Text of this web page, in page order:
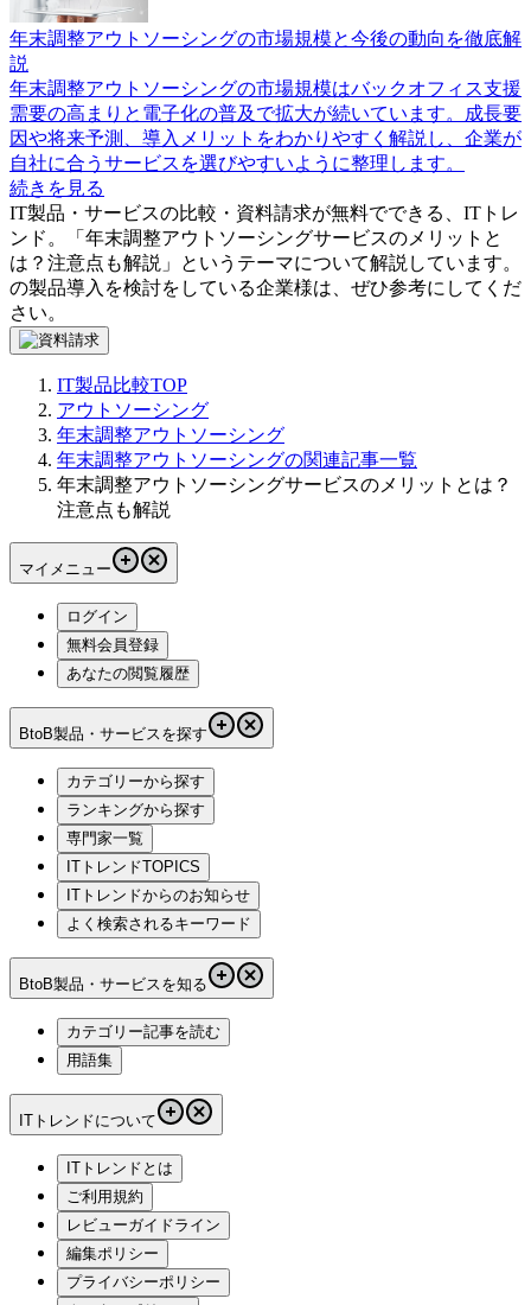
年末調整アウトソーシングの市場規模と今後の動向を徹底解
説
年末調整アウトソーシングの市場規模はバックオフィス支援
需要の高まりと電子化の普及で拡大が続いています。成長要
因や将来予測、導入メリットをわかりやすく解説し、企業が
自社に合うサービスを選びやすいように整理します。
続きを見る
IT製品・サービスの比較・資料請求が無料でできる、ITトレ
ンド。「 年末調整アウトソーシングサービスのメリットと
は？注意点も解説 」というテーマについて解説しています。
の製品導入を検討をしている企業様は、ぜひ参考にしてくだ
さい。
IT製品比較TOP
アウトソーシング
年末調整アウトソーシング
年末調整アウトソーシングの関連記事一覧
年末調整アウトソーシングサービスのメリットとは？
注意点も解説
マイメニュー
ログイン
無料会員登録
あなたの閲覧履歴
BtoB製品・サービスを探す
カテゴリーから探す
ランキングから探す
専門家一覧
ITトレンドTOPICS
ITトレンドからのお知らせ
よく検索されるキーワード
BtoB製品・サービスを知る
カテゴリー記事を読む
用語集
ITトレンドについて
ITトレンドとは
ご利用規約
レビューガイドライン
編集ポリシー
プライバシーポリシー